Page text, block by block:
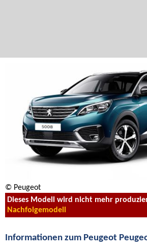
© Peugeot
Dieses Modell wird nicht mehr
Nachfolgemodell
Informationen zum Peugeot